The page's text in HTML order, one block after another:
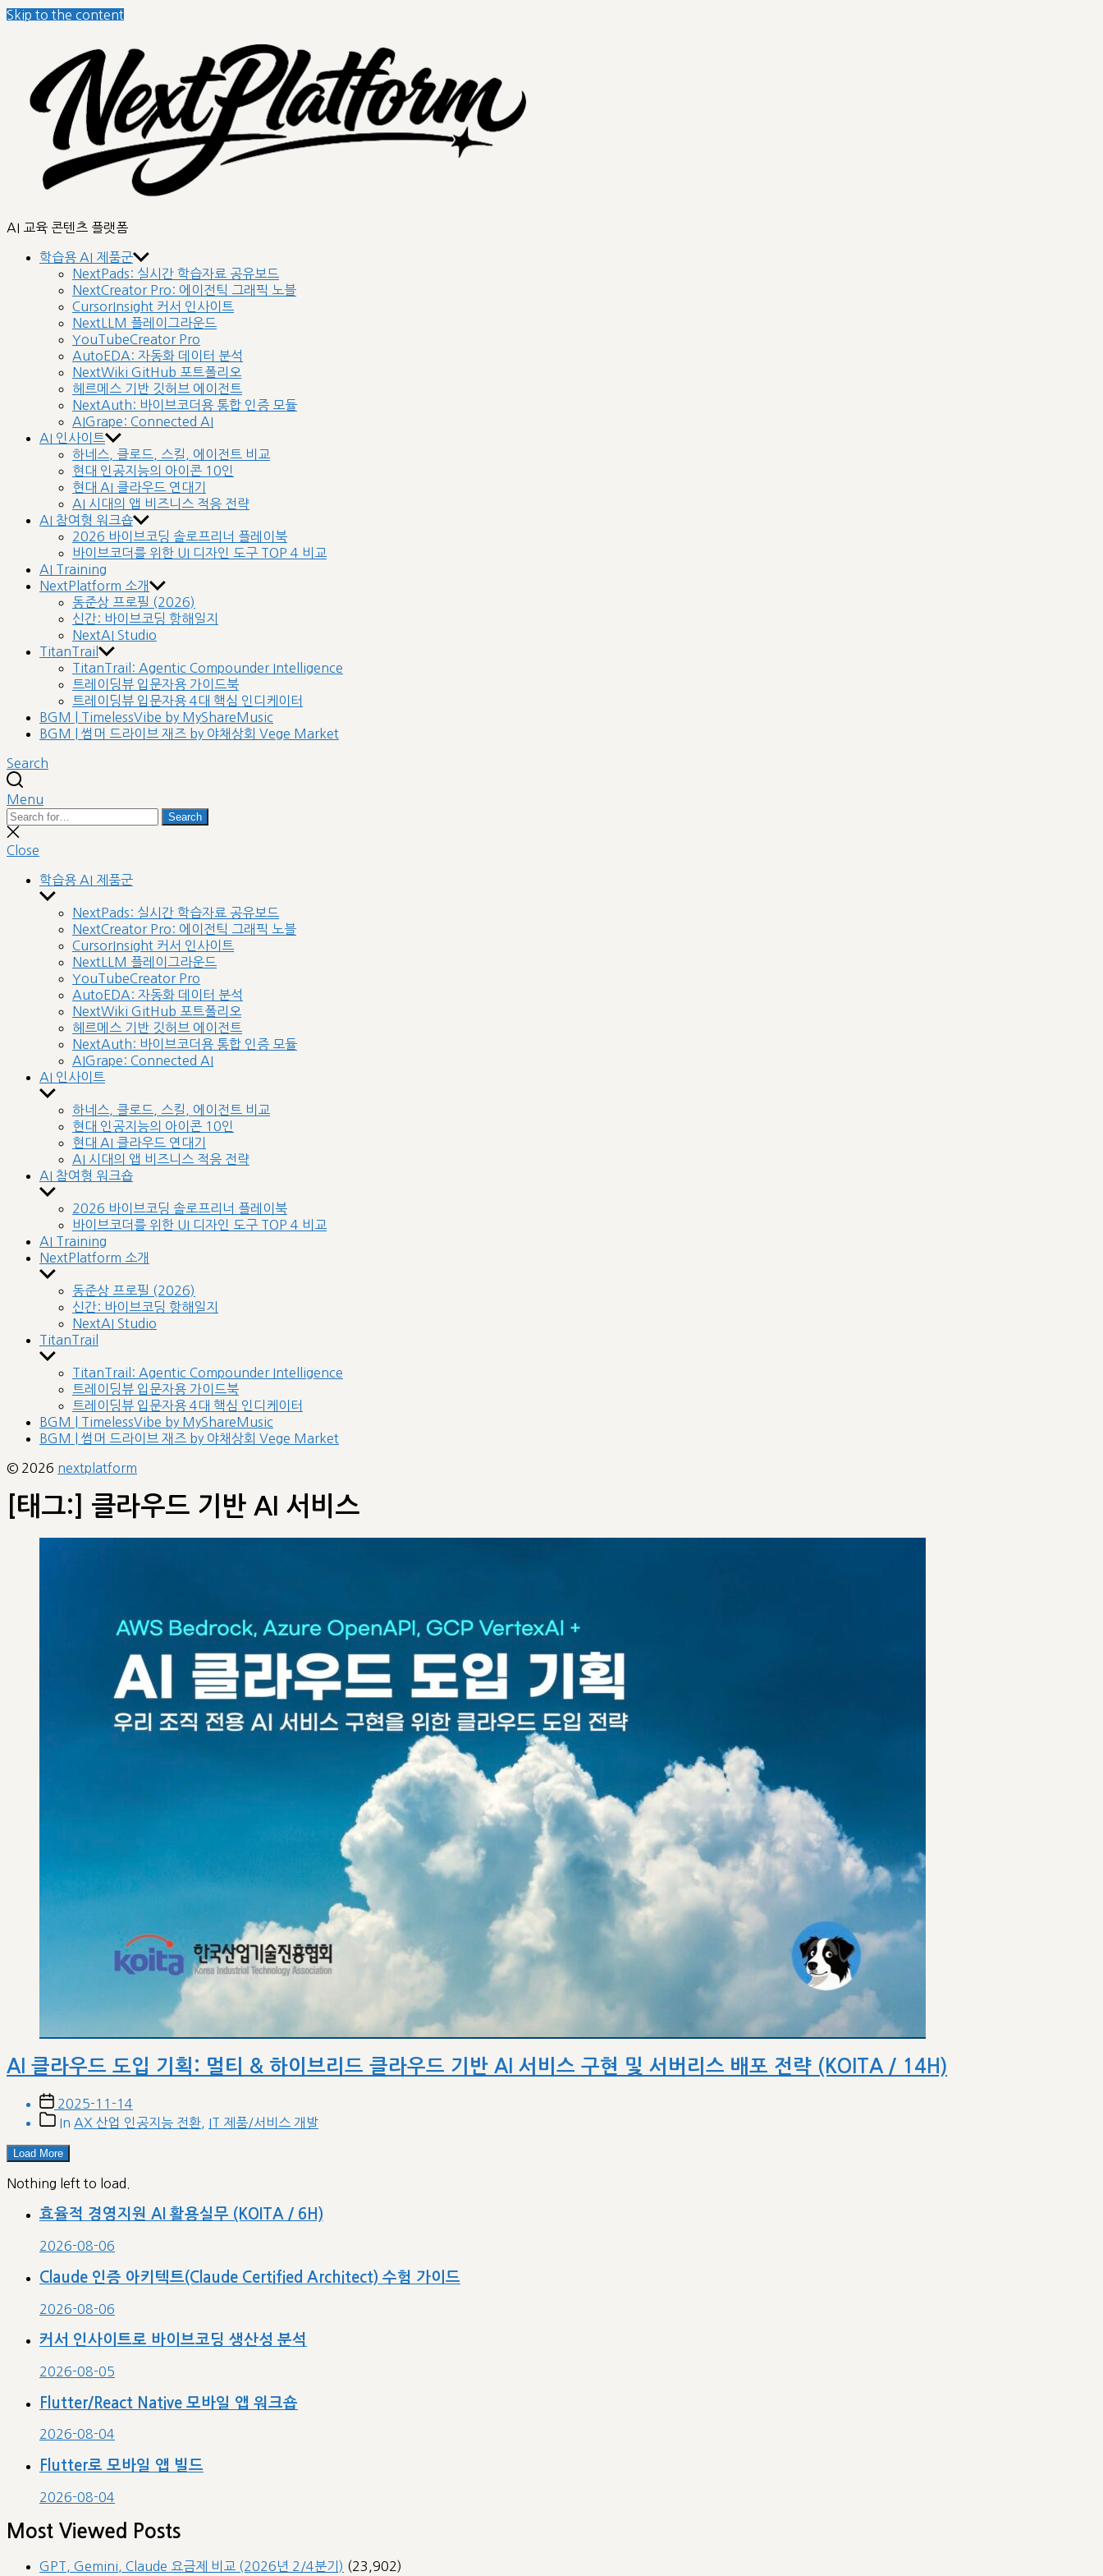
Skip to the content
AI 교육 콘텐츠 플랫폼
학습용 AI 제품군
NextPads: 실시간 학습자료 공유보드
NextCreator Pro: 에이전틱 그래픽 노블
CursorInsight 커서 인사이트
NextLLM 플레이그라운드
YouTubeCreator Pro
AutoEDA: 자동화 데이터 분석
NextWiki GitHub 포트폴리오
헤르메스 기반 깃허브 에이전트
NextAuth: 바이브코더용 통합 인증 모듈
AIGrape: Connected AI
AI 인사이트
하네스, 클로드, 스킬, 에이전트 비교
현대 인공지능의 아이콘 10인
현대 AI 클라우드 연대기
AI 시대의 앱 비즈니스 적응 전략
AI 참여형 워크숍
2026 바이브코딩 솔로프리너 플레이북
바이브코더를 위한 UI 디자인 도구 TOP 4 비교
AI Training
NextPlatform 소개
동준상 프로필 (2026)
신간: 바이브코딩 항해일지
NextAI Studio
TitanTrail
TitanTrail: Agentic Compounder Intelligence
트레이딩뷰 입문자용 가이드북
트레이딩뷰 입문자용 4대 핵심 인디케이터
BGM | TimelessVibe by MyShareMusic
BGM | 썸머 드라이브 재즈 by 야채상회 Vege Market
Search
Menu
Search
for:
Search
Close
search
Close
학습용 AI 제품군
Show
sub
menu
NextPads: 실시간 학습자료 공유보드
NextCreator Pro: 에이전틱 그래픽 노블
CursorInsight 커서 인사이트
NextLLM 플레이그라운드
YouTubeCreator Pro
AutoEDA: 자동화 데이터 분석
NextWiki GitHub 포트폴리오
헤르메스 기반 깃허브 에이전트
NextAuth: 바이브코더용 통합 인증 모듈
AIGrape: Connected AI
AI 인사이트
Show
sub
menu
하네스, 클로드, 스킬, 에이전트 비교
현대 인공지능의 아이콘 10인
현대 AI 클라우드 연대기
AI 시대의 앱 비즈니스 적응 전략
AI 참여형 워크숍
Show
sub
menu
2026 바이브코딩 솔로프리너 플레이북
바이브코더를 위한 UI 디자인 도구 TOP 4 비교
AI Training
NextPlatform 소개
Show
sub
menu
동준상 프로필 (2026)
신간: 바이브코딩 항해일지
NextAI Studio
TitanTrail
Show
sub
menu
TitanTrail: Agentic Compounder Intelligence
트레이딩뷰 입문자용 가이드북
트레이딩뷰 입문자용 4대 핵심 인디케이터
BGM | TimelessVibe by MyShareMusic
BGM | 썸머 드라이브 재즈 by 야채상회 Vege Market
© 2026 nextplatform
[태그:] 클라우드 기반 AI 서비스
AI 클라우드 도입 기획: 멀티 & 하이브리드 클라우드 기반 AI 서비스 구현 및 서버리스 배포 전략 (KOITA / 14H)
Post
date
2025-11-14
PostIn AX 산업 인공지능 전환 IT 제품/서비스 개발
Load More
Nothing left to load.
효율적 경영지원 AI 활용실무 (KOITA / 6H)
2026-08-06
Claude 인증 아키텍트(Claude Certified Architect) 수험 가이드
2026-08-06
커서 인사이트로 바이브코딩 생산성 분석
2026-08-05
Flutter/React Native 모바일 앱 워크숍
2026-08-04
Flutter로 모바일 앱 빌드
2026-08-04
Most Viewed Posts
GPT, Gemini, Claude 요금제 비교 (2026년 2/4분기) (23,902)